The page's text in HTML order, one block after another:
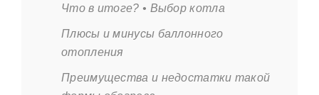
Что в итоге? • Выбор котла
Плюсы и минусы баллонного
отопления
Преимущества и недостатки такой